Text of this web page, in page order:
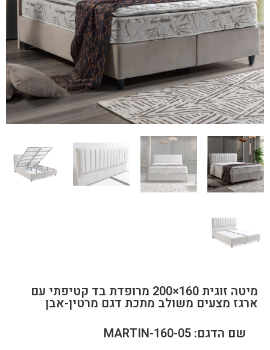
מיטה זוגית 160×200 מרופדת בד קטיפתי עם
ארגז מצעים משולב מתכת דגם מרטין-אבן
שם הדגם: MARTIN-160-05